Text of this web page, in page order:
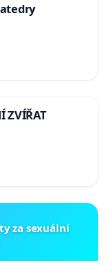
ZVÍŘAT
za sexuální